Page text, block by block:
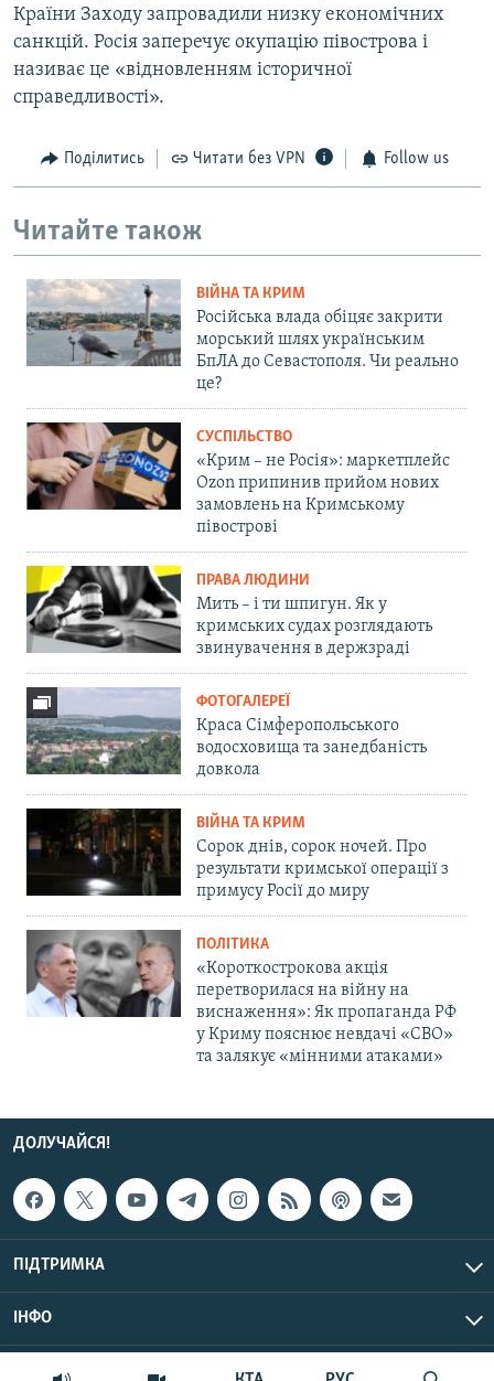
Країни Заходу запровадили низку економічних
санкцій. Росія заперечує окупацію півострова і
називає це «відновленням історичної
справедливості».
Поділитись Читати без VPN Follow us
Читайте також
ВІЙНА ТА КРИМ
Російська влада обіцяє закрити
морський шлях українським
БпЛА до Севастополя. Чи реально
це?
СУСПІЛЬСТВО
«Крим – не Росія»: маркетплейс
Ozon припинив прийом нових
замовлень на Кримському
півострові
ПРАВА ЛЮДИНИ
Мить – і ти шпигун. Як у
кримських судах розглядають
звинувачення в держзраді
ФОТОГАЛЕРЕЇ
Краса Сімферопольського
водосховища та занедбаність
довкола
ВІЙНА ТА КРИМ
Сорок днів, сорок ночей. Про
результати кримської операції з
примусу Росії до миру
ПОЛІТИКА
«Короткострокова акція
перетворилася на війну на
виснаження»: Як пропаганда РФ
у Криму пояснює невдачі «СВО»
та залякує «мінними атаками»
ДОЛУЧАЙСЯ!
ПІДТРИМКА
ІНФО
© Крим.Реалії, 2026 | Усі права застережено.